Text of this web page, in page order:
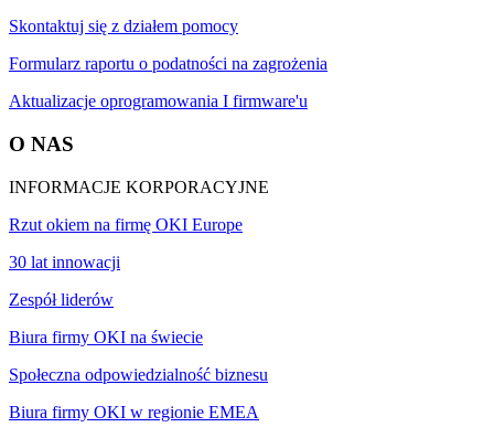
Skontaktuj się z działem pomocy
Formularz raportu o podatności na zagrożenia
Aktualizacje oprogramowania I firmware'u
O NAS
INFORMACJE KORPORACYJNE
Rzut okiem na firmę OKI Europe
30 lat innowacji
Zespół liderów
Biura firmy OKI na świecie
Społeczna odpowiedzialność biznesu
Biura firmy OKI w regionie EMEA